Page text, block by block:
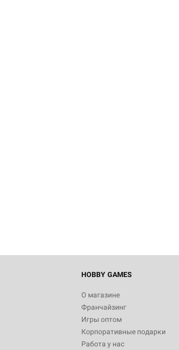
HOBBY GAMES
О магазине
Франчайзинг
Игры оптом
Корпоративные подарки
Работа у нас